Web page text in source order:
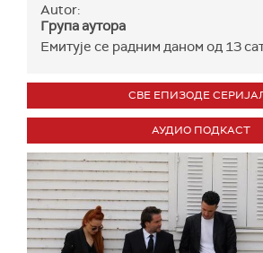
Autor:
Група аутора
Емитује се радним даном од 13
СВЕ ЕПИЗОДЕ
АУДИО ПОДКАСТ